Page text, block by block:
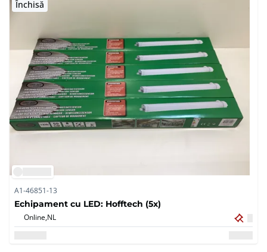
Închisă
A1-46851-13
Echipament cu LED: Hofftech (5x)
Online,NL